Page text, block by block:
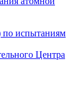
по испытаниям
Центра